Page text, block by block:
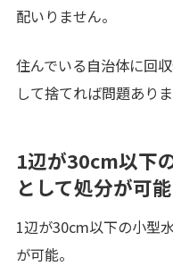
配いりません。
住んでいる自治体に回
して捨てれば問題ありま
1辺が30cm以下
として処分が可能
1辺が30cm以下の小型
が可能。